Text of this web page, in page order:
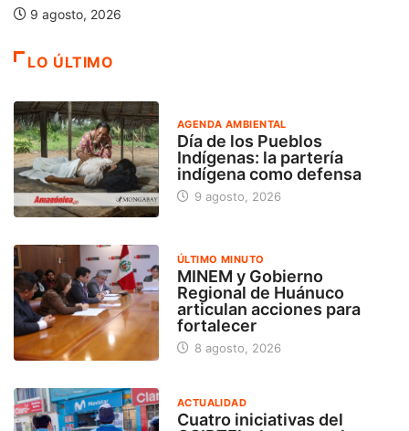
articulan...
LO ÚLTIMO
AGENDA AMBIENTAL
Día de los Pueblos
Indígenas: la partería
indígena como defensa
9 agosto, 2026
ÚLTIMO MINUTO
MINEM y Gobierno
Regional de Huánuco
articulan acciones para
fortalecer
8 agosto, 2026
ACTUALIDAD
Cuatro iniciativas del